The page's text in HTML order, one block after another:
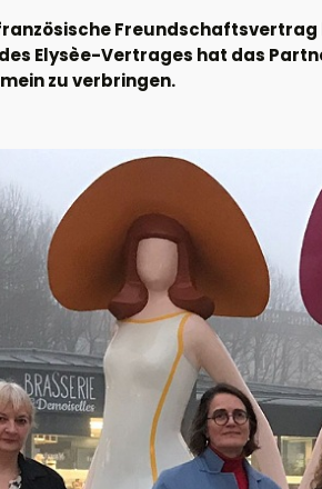
Elysèe-Vertrages hat das
zu verbringen.